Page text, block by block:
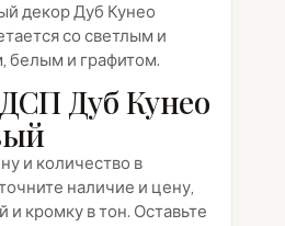
декор Дуб Кунео
со светлым и
белым и графитом.
Дуб Кунео
и количество в
наличие и цену,
и кромку в тон. Оставьте